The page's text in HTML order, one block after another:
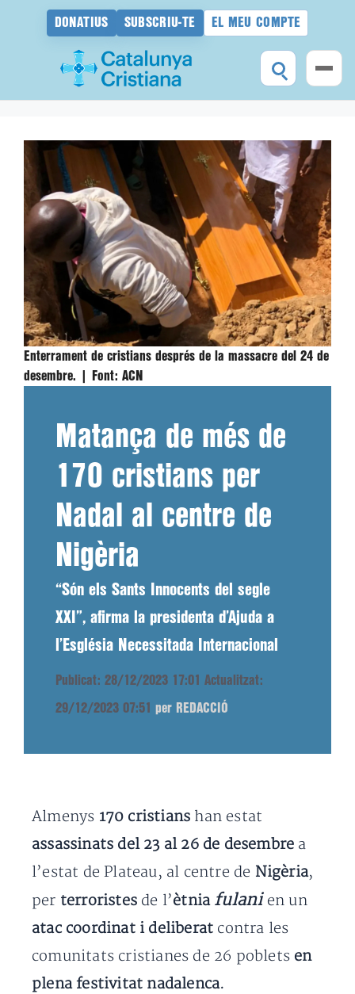
DONATIUS SUBSCRIU-TE EL MEU COMPTE
Enterrament de cristians després de la massacre del 24 de
desembre. |
Font: ACN
Matança de més de
170 cristians per
Nadal al centre de
Nigèria
“Són els Sants Innocents del segle
XXI”, afirma la presidenta d’Ajuda a
l’Església Necessitada Internacional
Publicat: 28/12/2023 17:01 Actualitzat:
29/12/2023 07:51 per REDACCIÓ
Almenys 170 cristians han estat
assassinats del 23 al 26 de desembre a
l’estat de Plateau, al centre de Nigèria,
per terroristes de l’ètnia fulanien un
atac coordinat i deliberat contra les
comunitats cristianes de 26 poblets en
plena festivitat nadalenca.